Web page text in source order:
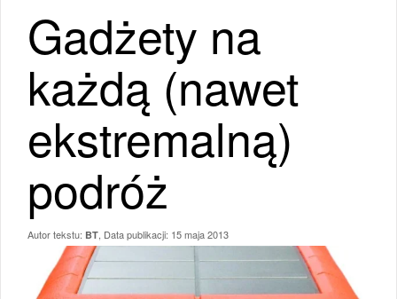
Gadżety na
każdą (nawet
ekstremalną)
podróż
Autor tekstu: BT , Data publikacji: 15 maja 2013